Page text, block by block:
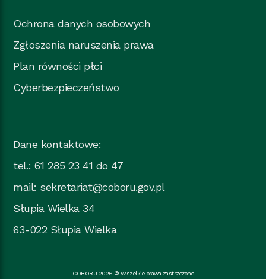
Ochrona danych osobowych
Zgłoszenia naruszenia prawa
Plan równości płci
Cyberbezpieczeństwo
Dane kontaktowe:
tel.: 61 285 23 41 do 47
mail: sekretariat@coboru.gov.pl
Słupia Wielka 34
63-022 Słupia Wielka
COBORU 2026 © Wszelkie prawa zastrzeżone